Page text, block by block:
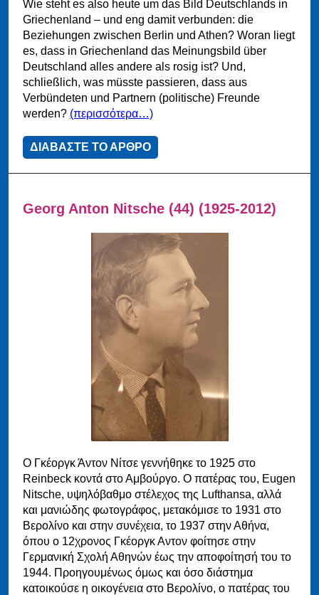
Wie steht es also heute um das Bild Deutschlands in
Griechenland – und eng damit verbunden: die
Beziehungen zwischen Berlin und Athen? Woran liegt
es, dass in Griechenland das Meinungsbild über
Deutschland alles andere als rosig ist? Und,
schließlich, was müsste passieren, dass aus
Verbündeten und Partnern (politische) Freunde
werden? (περισσότερα…)
ΔΙΑΒΑΣΤΕ ΤΟ ΑΡΘΡΟ
Georg Anton Nitsche (44) (1925-2012)
Ο Γκέοργκ Άντον Νίτσε γεννήθηκε το 1925 στο
Reinbeck κοντά στο Αμβούργο. Ο πατέρας του, Eugen
Nitsche, υψηλόβαθμο στέλεχος της Lufthansa, αλλά
και μανιώδης φωτογράφος, μετακόμισε το 1931 στο
Βερολίνο και στην συνέχεια, το 1937 στην Αθήνα,
όπου ο 12χρονος Γκέοργκ Αντον φοίτησε στην
Γερμανική Σχολή Αθηνών έως την αποφοίτησή του το
1944. Προηγουμένως όμως και όσο διάστημα
κατοικούσε η οικογένεια στο Βερολίνο, ο πατέρας του